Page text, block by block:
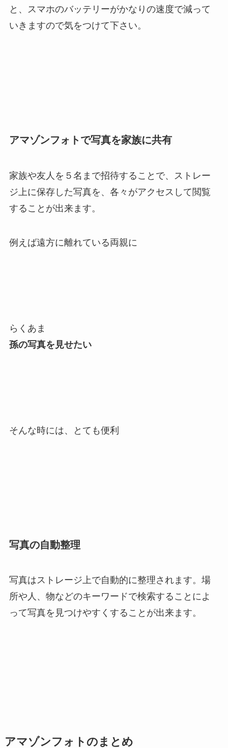
と、スマホのバッテリーがかなりの速度で減って
いきますので気をつけて下さい。
アマゾンフォトで写真を家族に共有
家族や友人を５名まで招待することで、ストレー
ジ上に保存した写真を、各々がアクセスして閲覧
することが出来ます。
例えば遠方に離れている両親に
らくあま
孫の写真を見せたい
そんな時には、とても便利
写真の自動整理
写真はストレージ上で自動的に整理されます。場
所や人、物などのキーワードで検索することによ
って写真を見つけやすくすることが出来ます。
アマゾンフォトのまとめ